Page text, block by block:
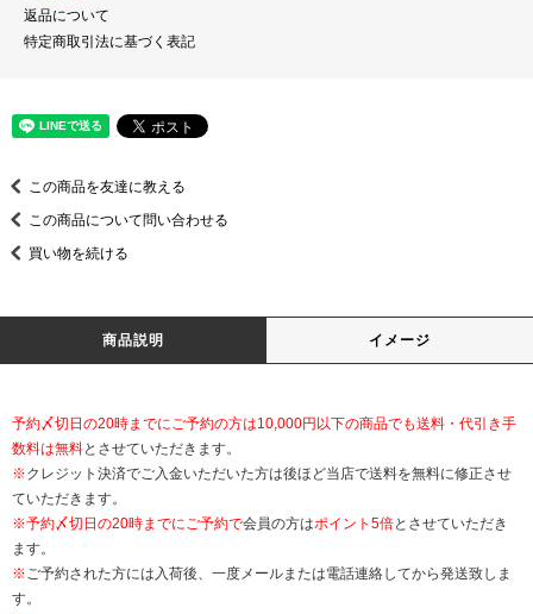
返品について
特定商取引法に基づく表記
この商品を友達に教える
この商品について問い合わせる
買い物を続ける
商品説明 イメージ
予約〆切日の20時までにご予約の方は10,000円以下の商品でも送料・代引き手
数料は無料とさせていただきます。
※クレジット決済でご入金いただいた方は後ほど当店で送料を無料に修正させ
ていただきます。
※予約〆切日の20時までにご予約で会員の方はポイント5倍とさせていただき
ます。
※ご予約された方には入荷後、一度メールまたは電話連絡してから発送致しま
す。